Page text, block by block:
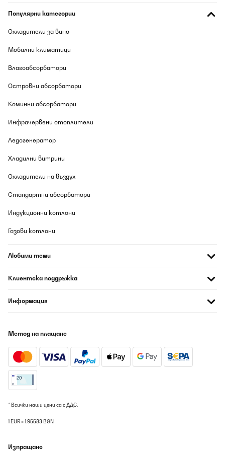
Wir verwenden die Schmatzfatz-Trinkflasche seit einigen Tagen
Schule. Die Flasche liegt gut in kleinen Kinderhänden, lässt sich
gut zurecht.Besonders positiv ist die dichte Verschlusskappe:
Bisher ist kein Saft oder Wasser ausgelaufen, auch wenn die
ebenfalls unkompliziert – alle Teile lassen sich schnell
reinigen.Das Material wirkt robust und langlebig. Auch wenn die
Der Trinkaufsatz ist hygienisch abgedeckt und für Kinder einfach
Smoothies lassen sich etwas schwerer trinken, ansonsten gibt es
keine Einschränkungen.Fazit:Eine durchdachte, robuste
auslaufsicher und pflegeleicht – ideal für den Schulaltag oder
suchen, klare Empfehlung.
Amazon-Benutzer
Material wirkt hochwertig, die Oberfläche ist angenehm glatt und
Verschluss, der auch nach mehrmaligem Öffnen und Schließen
kein Tropfen verliert.Wir haben die Flasche nun mehrfach auf
einige Male heruntergefallen und hat keinerlei sichtbare Schäden
und leicht für kleine KinderhändeRobust und bruchsicher auch bei
unterwegsNachteile:keineEmpfehlung:Ideal für Eltern, die eine
zuverlässige, kompakte und kindersichere Trinkflasche für
unterwegs suchen – ein praktischer Begleiter in jeder Tasche, der
auf keiner Tour mit Kind fehlen darf.
Amazon-Benutzer
Превод
Популярни категории
Охладители за вино
Мобилни климатици
Влагоабсорбатори
Островни абсорбатори
Коминни абсорбатори
Инфрачервени отоплители
Ледогенератор
Хладилни витрини
Охладители на въздух
Стандартни абсорбатори
Индукционни котлони
Газови котлони
Любими теми
Клиентска поддръжка
Информация
Метод на плащане
* Всички наши цени са с ДДС.
1 EUR = 1.95583 BGN
Изпращане